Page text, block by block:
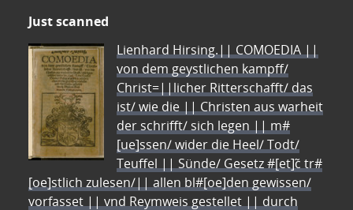
Just scanned
Lienhard Hirsing.|| COMOEDIA ||
von dem geystlichen kampff/
Christ=||licher Ritterschafft/ das
ist/ wie die || Christen aus warheit
der schrifft/ sich legen || m#
[ue]ssen/ wider die Heel/ Todt/
Teuffel || Sünde/ Gesetz #[et]c̃ tr#
[oe]stlich zulesen/|| allen bl#[oe]den gewissen/
vorfasset || vnd Reymweis gestellet || durch